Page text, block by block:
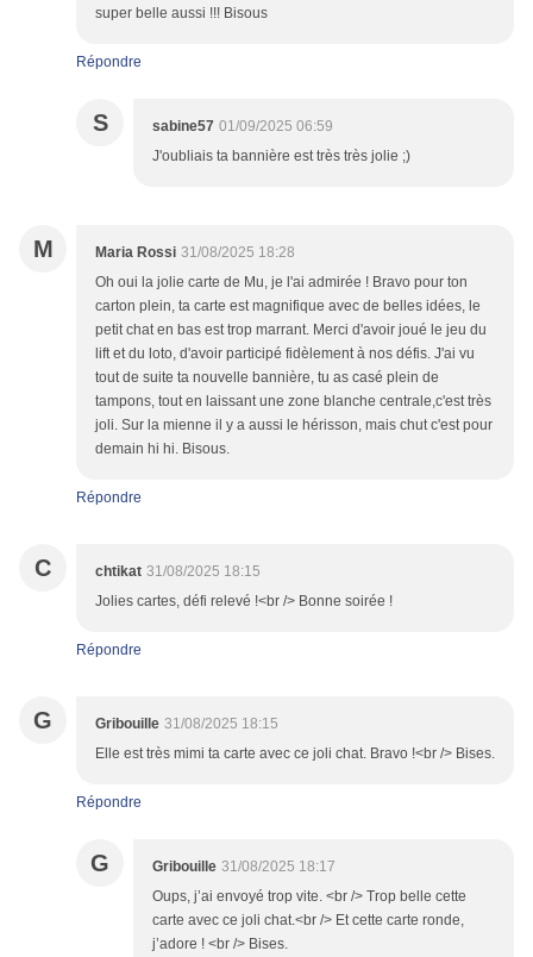
super belle aussi !!! Bisous
Répondre
S sabine57 01/09/2025 06:59
J'oubliais ta bannière est très très jolie ;)
M Maria Rossi 31/08/2025 18:28
Oh oui la jolie carte de Mu, je l'ai admirée ! Bravo pour ton
carton plein, ta carte est magnifique avec de belles idées, le
petit chat en bas est trop marrant. Merci d'avoir joué le jeu du
lift et du loto, d'avoir participé fidèlement à nos défis. J'ai vu
tout de suite ta nouvelle bannière, tu as casé plein de
tampons, tout en laissant une zone blanche centrale,c'est très
joli. Sur la mienne il y a aussi le hérisson, mais chut c'est pour
demain hi hi. Bisous.
Répondre
C chtikat 31/08/2025 18:15
Jolies cartes, défi relevé !<br /> Bonne soirée !
Répondre
G Gribouille 31/08/2025 18:15
Elle est très mimi ta carte avec ce joli chat. Bravo !<br /> Bises.
Répondre
G Gribouille 31/08/2025 18:17
Oups, j’ai envoyé trop vite. <br /> Trop belle cette
carte avec ce joli chat.<br /> Et cette carte ronde,
j’adore ! <br /> Bises.